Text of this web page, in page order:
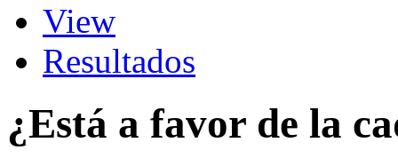
View
Resultados
¿Está a favor de la